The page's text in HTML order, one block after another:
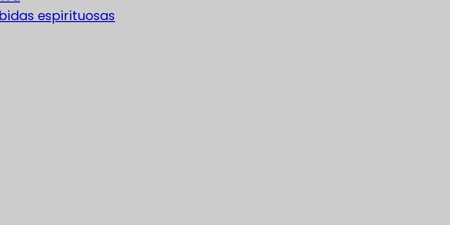
espirituosas